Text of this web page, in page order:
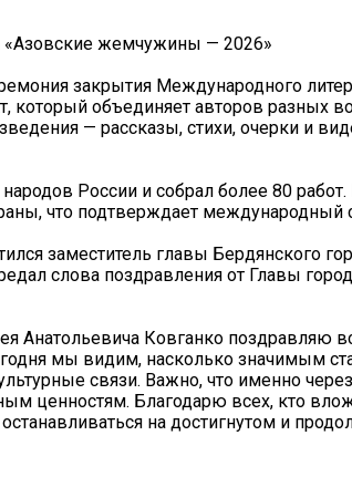
«Азовские жемчужины — 2026»
закрытия Международного
объединяет авторов разных
— рассказы, стихи, очерки и
России и собрал более 80 работ.
что подтверждает международный
заместитель главы Бердянского
слова поздравления от Главы
Анатольевича Ковганко поздравляю
мы видим, насколько значимым
связи. Важно, что именно
ценностям. Благодарю всех, кто
на достигнутом и